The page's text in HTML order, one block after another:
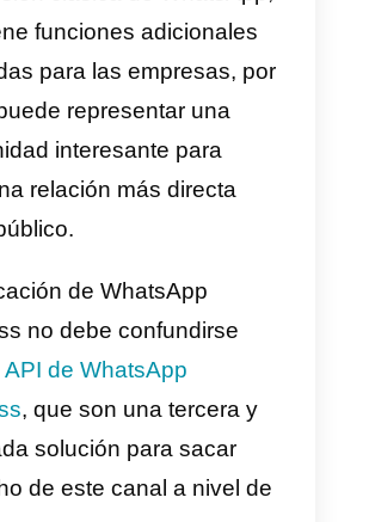
lanzada oficialmente
que tiene como
permitir a las pequeñas
una comunicación
con su clientela. La
de manera casi idéntica
clásica de
tiene funciones adicionales
para las empresas,